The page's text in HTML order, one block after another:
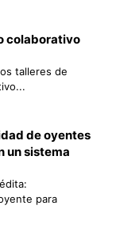
colaborativo
talleres de
de oyentes
un sistema
para